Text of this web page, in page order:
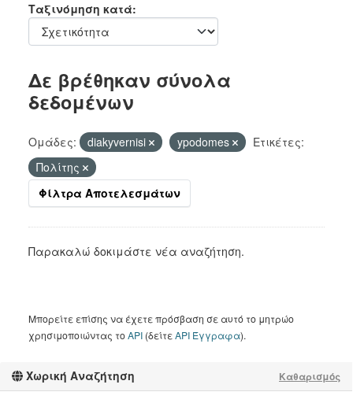
Χωρική Αναζήτηση Καθαρισμός
Ταξινόμηση κατά
Δε βρέθηκαν σύνολα
δεδομένων
Ομάδες: diakyvernisi ypodomes
Ετικέτες:
Πολίτης
Φίλτρα Αποτελεσμάτων
Παρακαλώ δοκιμάστε νέα αναζήτηση.
Μπορείτε επίσης να έχετε πρόσβαση σε αυτό το μητρώο
χρησιμοποιώντας τοAPI (δείτεAPI Έγγραφα).